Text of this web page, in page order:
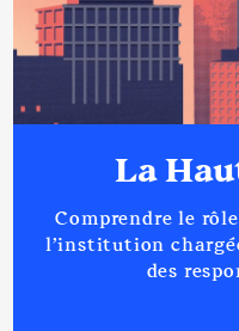
2021
8
La
Comprendre le
l’institution
des